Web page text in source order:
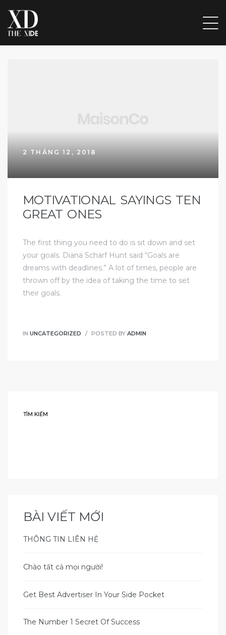
2 THÁNG 12, 2018
MOTIVATIONAL SAYINGS TEN
GREAT ONES
The first thing you need to do is sit down and set
your goals. Diana Scharf Hunt said “Goals are
dreams with deadlines.” A lot of times, people are
thrown off by the idea of taking the time to set
their goals.
IN UNCATEGORIZED POSTED BY ADMIN
TÌM KIẾM
BÀI VIẾT MỚI
THÔNG TIN LIÊN HỆ
Chào tất cả mọi người!
Get Best Advertiser In Your Side Pocket
The Number 1 Secret Of Success